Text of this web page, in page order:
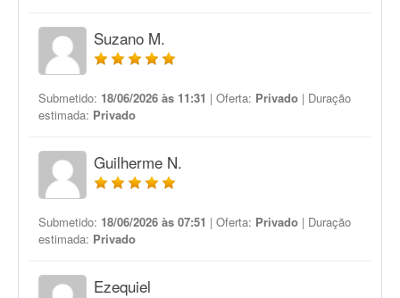
Suzano M.
Submetido: 18/06/2026 às 11:31 | Oferta: Privado | Duração
estimada: Privado
Guilherme N.
Submetido: 18/06/2026 às 07:51 | Oferta: Privado | Duração
estimada: Privado
Ezequiel